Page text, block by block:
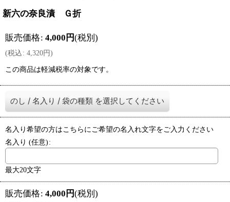
新六の奈良漬 Ｇ折
販売価格: 4,000 円(税別)
(税込: 4,320円)
この商品は軽減税率の対象です。
のし / 名入り / 袋の種類 を選択してください
名入り希望の方はこちらにご希望の名入れ文字をご入力ください
名入り (任意):
最大20文字
販売価格: 4,000 円(税別)